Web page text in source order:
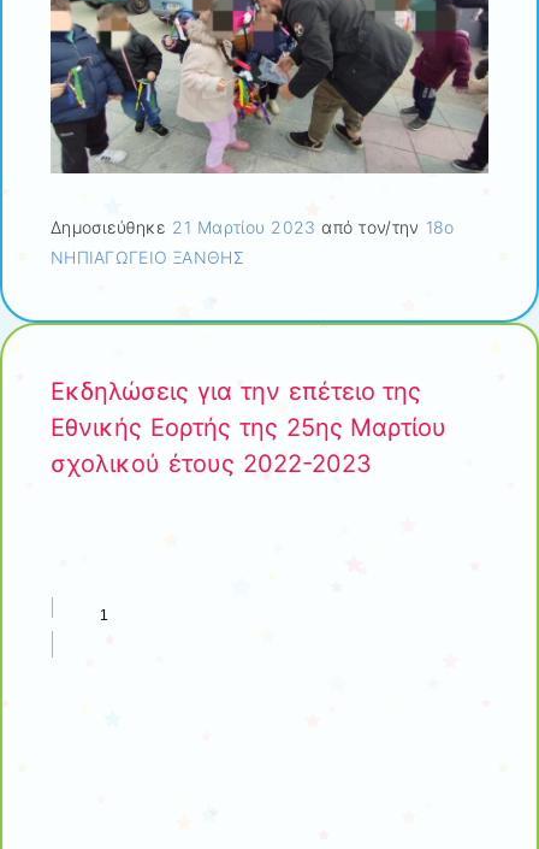
Δημοσιεύθηκε 21 Μαρτίου 2023 από τον/την 18ο
ΝΗΠΙΑΓΩΓΕΙΟ ΞΑΝΘΗΣ
Εκδηλώσεις για την επέτειο της
Εθνικής Εορτής της 25ης Μαρτίου
σχολικού έτους 2022-2023